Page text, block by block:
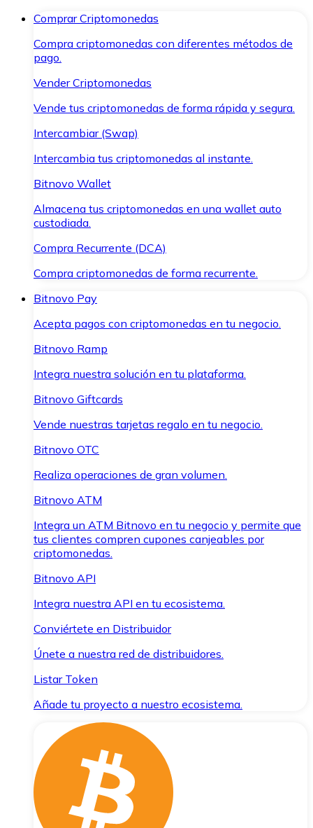
Comprar Criptomonedas
Compra criptomonedas con diferentes métodos de
pago.
Vender Criptomonedas
Vende tus criptomonedas de forma rápida y segura.
Intercambiar (Swap)
Intercambia tus criptomonedas al instante.
Bitnovo Wallet
Almacena tus criptomonedas en una wallet auto
custodiada.
Compra Recurrente (DCA)
Compra criptomonedas de forma recurrente.
Bitnovo Pay
Acepta pagos con criptomonedas en tu negocio.
Bitnovo Ramp
Integra nuestra solución en tu plataforma.
Bitnovo Giftcards
Vende nuestras tarjetas regalo en tu negocio.
Bitnovo OTC
Realiza operaciones de gran volumen.
Bitnovo ATM
Integra un ATM Bitnovo en tu negocio y permite que
tus clientes compren cupones canjeables por
criptomonedas.
Bitnovo API
Integra nuestra API en tu ecosistema.
Conviértete en Distribuidor
Únete a nuestra red de distribuidores.
Listar Token
Añade tu proyecto a nuestro ecosistema.